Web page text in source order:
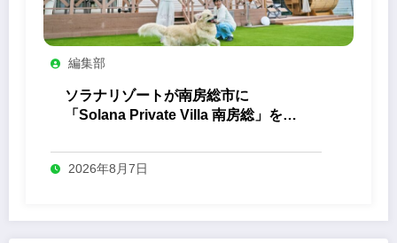
編集部
ソラナリゾートが南房総市に
「Solana Private Villa 南房総」を開
2026年8月7日